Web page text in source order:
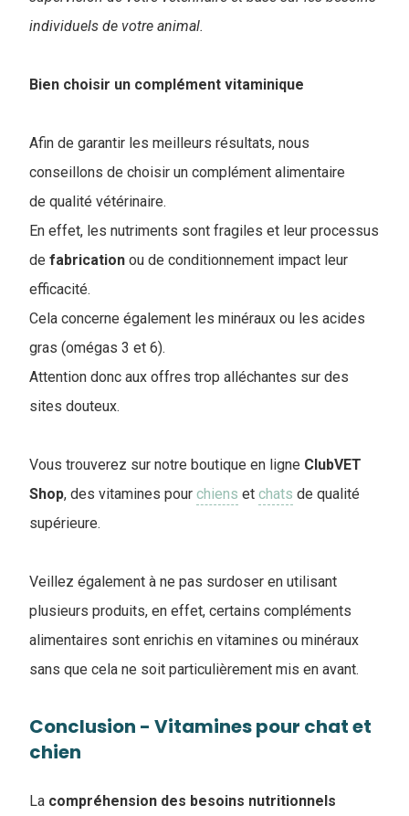
individuels de votre animal.
Bien choisir un complément vitaminique
Afin de garantir les meilleurs résultats, nous
conseillons de choisir un complément alimentaire
de qualité vétérinaire.
En effet, les nutriments sont fragiles et leur processus
de fabrication ou de conditionnement impact leur
efficacité.
Cela concerne également les minéraux ou les acides
gras (omégas 3 et 6).
Attention donc aux offres trop alléchantes sur des
sites douteux.
Vous trouverez sur notre boutique en ligne ClubVET
Shop, des vitamines pour chiens et chats de qualité
supérieure.
Veillez également à ne pas surdoser en utilisant
plusieurs produits, en effet, certains compléments
alimentaires sont enrichis en vitamines ou minéraux
sans que cela ne soit particulièrement mis en avant.
Conclusion - Vitamines pour chat et
chien
La compréhension des besoins nutritionnels